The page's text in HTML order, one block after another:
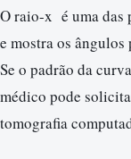
O raio-x é uma das
e mostra os
Se o padrão da
médico pode
tomografia